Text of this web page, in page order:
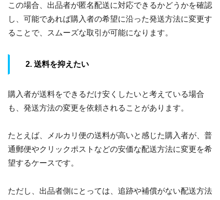
この場合、出品者が匿名配送に対応できるかどうかを確認
し、可能であれば購入者の希望に沿った発送方法に変更す
ることで、スムーズな取引が可能になります。
2. 送料を抑えたい
購入者が送料をできるだけ安くしたいと考えている場合
も、発送方法の変更を依頼されることがあります。
たとえば、メルカリ便の送料が高いと感じた購入者が、普
通郵便やクリックポストなどの安価な配送方法に変更を希
望するケースです。
ただし、出品者側にとっては、追跡や補償がない配送方法